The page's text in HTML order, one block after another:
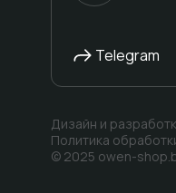
Telegram
© 2025 owen-
Политика
Дизайн и